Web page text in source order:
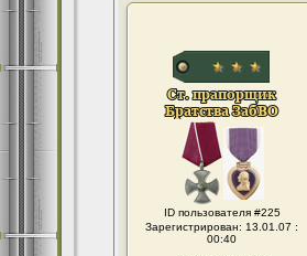
ID пользователя #225
Зарегистрирован: 13.01.07 :
00:40